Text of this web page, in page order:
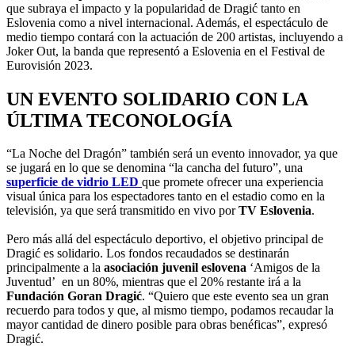
que subraya el impacto y la popularidad de Dragić tanto en
Eslovenia como a nivel internacional. Además, el espectáculo de
medio tiempo contará con la actuación de 200 artistas, incluyendo a
Joker Out, la banda que representó a Eslovenia en el Festival de
Eurovisión 2023.
UN EVENTO SOLIDARIO CON LA
ÚLTIMA TECONOLOGÍA
“La Noche del Dragón” también será un evento innovador, ya que
se jugará en lo que se denomina “la cancha del futuro”, una
superficie de vidrio LED que promete ofrecer una experiencia
visual única para los espectadores tanto en el estadio como en la
televisión, ya que será transmitido en vivo porTV Eslovenia.
Pero más allá del espectáculo deportivo, el objetivo principal de
Dragić es solidario. Los fondos recaudados se destinarán
principalmente a la asociación juvenil eslovena ‘Amigos de la
Juventud’ en un 80%, mientras que el 20% restante irá a la
Fundación Goran Dragić. “Quiero que este evento sea un gran
recuerdo para todos y que, al mismo tiempo, podamos recaudar la
mayor cantidad de dinero posible para obras benéficas”, expresó
Dragić.